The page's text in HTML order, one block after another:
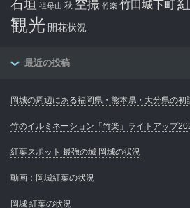
石垣 祖母山 秋 空撮 竹楽 竹田城下町
観光 開花状況
最近の投稿
岡城の周辺にある福岡県・熊本県・大分県の初
竹のイルミネーション「竹楽」ライトアップ
紅葉スポット 最強の城 岡城の状況
動画：岡城紅葉の状況
岡城 紅葉の状況